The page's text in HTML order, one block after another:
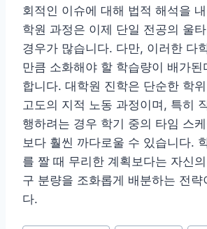
회적인 이슈에 대해 법적 해석을
학원 과정은 이제 단일 전공의 울
경우가 많습니다. 다만, 이러한 다
만큼 소화해야 할 학습량이 배가된
합니다. 대학원 진학은 단순한 학
고도의 지적 노동 과정이며, 특히
행하려는 경우 학기 중의 타임 스
보다 훨씬 까다로울 수 있습니다.
를 짤 때 무리한 계획보다는 자신
구 분량을 조화롭게 배분하는 전략
다.